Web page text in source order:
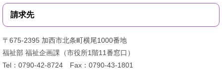
請求先
〒675-2395 加西市北条町横尾1000番地
福祉部 福祉企画課（市役所1階11番窓口）
Tel：0790-42-8724 Fax：0790-43-1801